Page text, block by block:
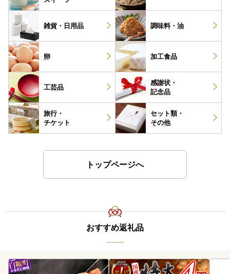
雑貨・ 日用品 調味料・ 油
卵 加工食品
工芸品
感謝状・
記念品
旅行・
チケット
セット類・
その他
トップページへ
おすすめ返礼品